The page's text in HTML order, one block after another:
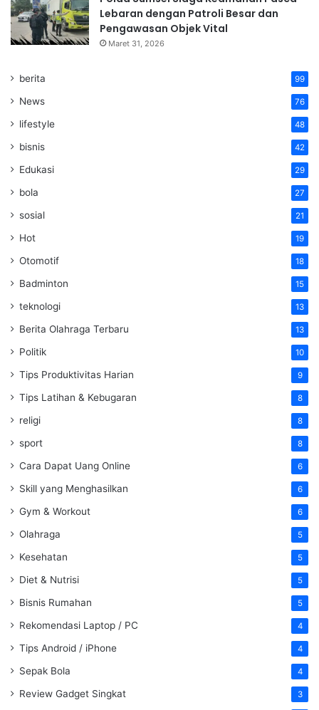
Lebaran dengan Patroli Besar dan
Pengawasan Objek Vital
Maret 31, 2026
berita 99
News 76
lifestyle 48
bisnis 42
Edukasi 29
bola 27
sosial 21
Hot 19
Otomotif 18
Badminton 15
teknologi 13
Berita Olahraga Terbaru 13
Politik 10
Tips Produktivitas Harian 9
Tips Latihan & Kebugaran 8
religi 8
sport 8
Cara Dapat Uang Online 6
Skill yang Menghasilkan 6
Gym & Workout 6
Olahraga 5
Kesehatan 5
Diet & Nutrisi 5
Bisnis Rumahan 5
Rekomendasi Laptop / PC 4
Tips Android / iPhone 4
Sepak Bola 4
Review Gadget Singkat 3